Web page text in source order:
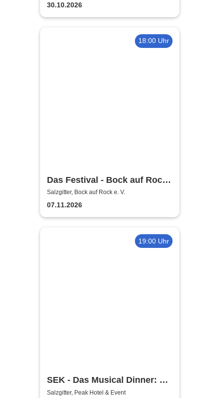
30.10.2026
18:00 Uhr
Das Festival - Bock auf Rock
gemeinnütziger e. V.
Salzgitter, Bock auf Rock e. V.
07.11.2026
19:00 Uhr
SEK - Das Musical Dinner: A
Broadway Night
Salzgitter, Peak Hotel & Event